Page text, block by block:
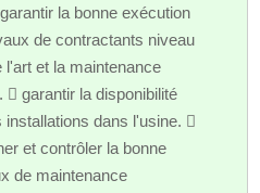
la bonne exécution
de contractants niveau
et la maintenance
garantir la disponibilité
dans l'usine. 
et contrôler la bonne
de maintenance